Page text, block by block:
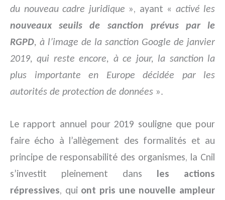
du nouveau cadre juridique », ayant « activé les
nouveaux seuils de sanction prévus par le
RGPD, à l’image de la sanction Google de janvier
2019, qui reste encore, à ce jour, la sanction la
plus importante en Europe décidée par les
autorités de protection de données ».
Le rapport annuel pour 2019 souligne que pour
faire écho à l’allègement des formalités et au
principe de responsabilité des organismes, la Cnil
s’investit pleinement dans les actions
répressives, quiont pris une nouvelle ampleur